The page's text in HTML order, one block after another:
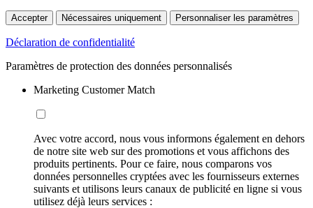
Accepter Nécessaires uniquement Personnaliser les paramètres
Déclaration de confidentialité
Paramètres de protection des données personnalisés
Marketing Customer Match
Avec votre accord, nous vous informons également en dehors
de notre site web sur des promotions et vous affichons des
produits pertinents. Pour ce faire, nous comparons vos
données personnelles cryptées avec les fournisseurs externes
suivants et utilisons leurs canaux de publicité en ligne si vous
utilisez déjà leurs services :